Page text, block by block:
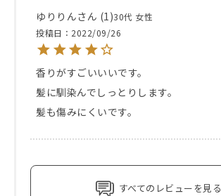
ゆりりん 1 30代 女性
投稿日
2022/09/26
香りがすごいいいです。
髪に馴染んでしっとりします。
髪も傷みにくいです。
すべてのレビューを見る